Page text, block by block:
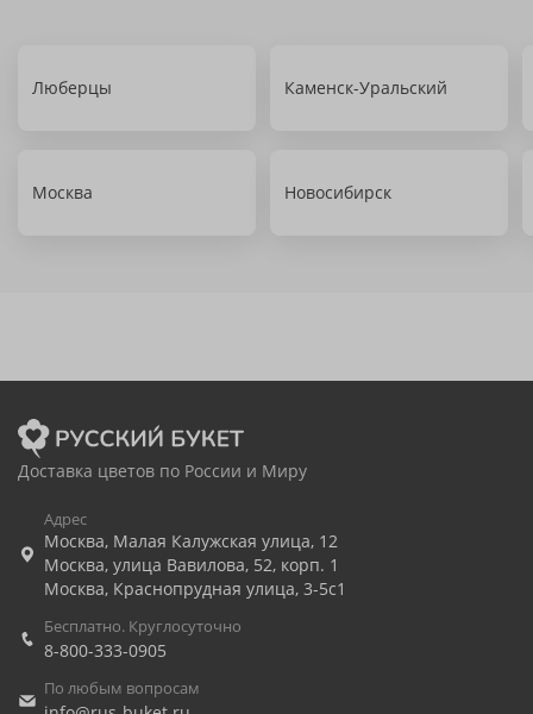
Люберцы Каменск-Уральский
Москва Новосибирск
Доставка цветов по России и Миру
Адрес
Москва, Малая Калужская улица, 12
Москва, улица Вавилова, 52, корп. 1
Москва, Краснопрудная улица, 3-5с1
Бесплатно. Круглосуточно
8-800-333-0905
По любым вопросам